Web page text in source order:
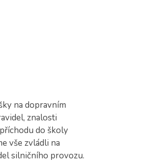
na dopravním
znalosti
do školy
vše zvládli na
silničního provozu.